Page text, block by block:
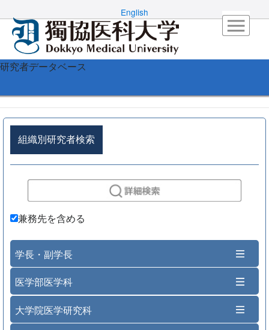
English
研究者データベース
組織別研究者検索
兼務先を含める
学長・副学長
医学部医学科
大学院医学研究科